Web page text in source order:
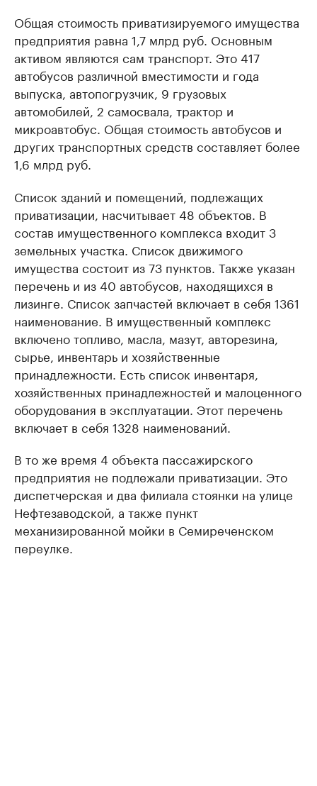
Общая стоимость приватизируемого имущества
предприятия равна 1,7 млрд руб. Основным
активом являются сам транспорт. Это 417
автобусов различной вместимости и года
выпуска, автопогрузчик, 9 грузовых
автомобилей, 2 самосвала, трактор и
микроавтобус. Общая стоимость автобусов и
других транспортных средств составляет более
1,6 млрд руб.
Список зданий и помещений, подлежащих
приватизации, насчитывает 48 объектов. В
состав имущественного комплекса входит 3
земельных участка. Список движимого
имущества состоит из 73 пунктов. Также указан
перечень и из 40 автобусов, находящихся в
лизинге. Список запчастей включает в себя 1361
наименование. В имущественный комплекс
включено топливо, масла, мазут, авторезина,
сырье, инвентарь и хозяйственные
принадлежности. Есть список инвентаря,
хозяйственных принадлежностей и малоценного
оборудования в эксплуатации. Этот перечень
включает в себя 1328 наименований.
В то же время 4 объекта пассажирского
предприятия не подлежали приватизации. Это
диспетчерская и два филиала стоянки на улице
Нефтезаводской, а также пункт
механизированной мойки в Семиреченском
переулке.